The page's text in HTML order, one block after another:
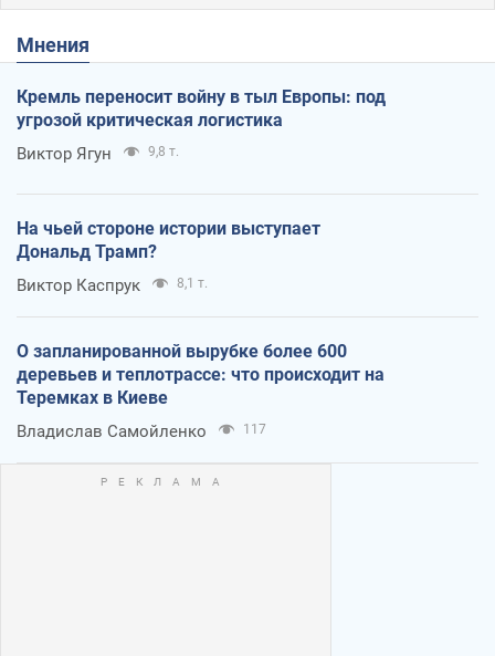
Мнения
Кремль переносит войну в тыл Европы: под
угрозой критическая логистика
Виктор Ягун 9,8 т.
На чьей стороне истории выступает
Дональд Трамп?
Виктор Каспрук 8,1 т.
О запланированной вырубке более 600
деревьев и теплотрассе: что происходит на
Теремках в Киеве
Владислав Самойленко 117